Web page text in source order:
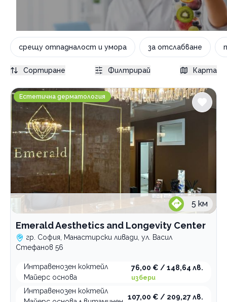
срещу отпадналост и умора за отслабване
Emerald Aesthetics and Longevity Center
Естетична дерматология
5 км
Emerald Aesthetics and Longevity Center
гр. София, Манастирски ливади, ул. Васил
Стефанов 56
Интравенозен коктейл
Майерс основа
76,00 € / 148,64 лв.
избери
Интравенозен коктейл
107,00 € / 209,27 лв.
Сортиране Филтрирай Карта
София
Манастирски ливади
Хладилника
Хасково
Услуги
Анти ейдж терапии
регенерация на кожата
Витамини и минерали
L-Carnitine
L-мелатонин
L-триптофан
алфа липоева киселина
витамин C
Детокс терапии
за отслабване
против махмурлук
срещу отпадналост и умора
антиоксиданти
за мускули и сила
Консултация интравенозни терапии
включване интравенозна терапия
Категории